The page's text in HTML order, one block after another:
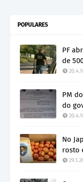
POPULARES
PF
de
PM
do
No
rosto